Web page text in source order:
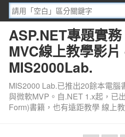
ASP.NET專題實
MVC線上教學影片
MIS2000Lab.
MIS2000 Lab.已推出20餘本電腦
與微軟MVP。自.NET 1.x起，已
Form)書籍，也有遠距教學 線上